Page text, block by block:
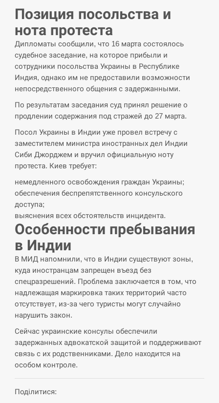
СЕРПЕНЬ
США обсуждают лицензии на Patriot для
Украины, несмотря на сомнения…
СЕРПЕНЬ
12:40
Латвія готова направити до 20 військових для
розблокування Ормузької протоки
СЕРПЕНЬ
Силы обороны поразили российскую
переправу, склады и другие важные объекты…
СЕРПЕНЬ
12:10
У США зафіксували рекордний спалах
циклоспорозу, захворіли понад 10 тисяч…
СЕРПЕНЬ
11:53
Под огнем “Эпицентр”, ROZETKA и “Новая
почта”: что известно об…
СЕРПЕНЬ
11:40
левиці
СЕРПЕНЬ
Россияне ударили “Бардеролями” по Харькову,
Позиция посольства и
нота протеста
Дипломаты сообщили, что 16 марта состоялось
судебное заседание, на которое прибыли и
сотрудники посольства Украины в Республике
Индия, однако им не предоставили возможности
непосредственного общения с задержанными.
По результатам заседания суд принял решение о
продлении содержания под стражей до 27 марта.
Посол Украины в Индии уже провел встречу с
заместителем министра иностранных дел Индии
Сиби Джорджем и вручил официальную ноту
протеста. Киев требует:
немедленного освобождения граждан Украины;
обеспечения беспрепятственного консульского
доступа;
выяснения всех обстоятельств инцидента.
Особенности пребывания
в Индии
В МИД напомнили, что в Индии существуют зоны,
куда иностранцам запрещен въезд без
спецразрешений. Проблема заключается в том, что
надлежащая маркировка таких территорий часто
отсутствует, из-за чего туристы могут случайно
нарушить закон.
Сейчас украинские консулы обеспечили
задержанных адвокатской защитой и поддерживают
связь с их родственниками. Дело находится на
особом контроле.
Поділитися: